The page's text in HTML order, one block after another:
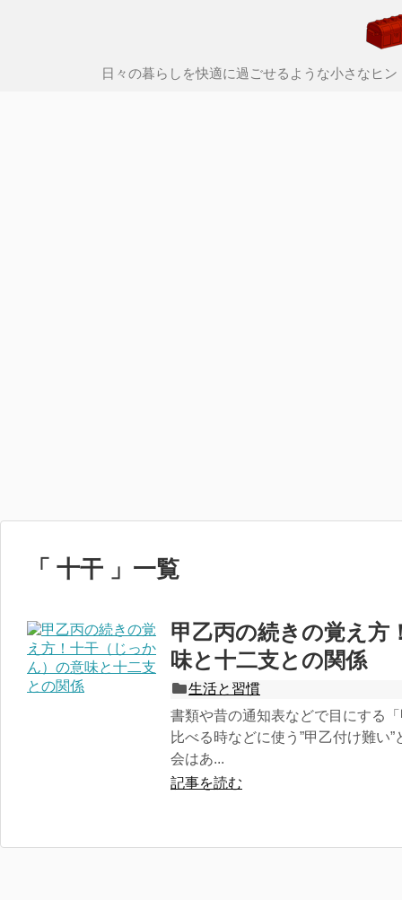
日々の暮らしを快適に過ごせるような小さなヒ
「 十干 」一覧
甲乙丙の続きの覚え方
味と十二支との関係
生活と習慣
書類や昔の通知表などで目にする
比べる時などに使う”甲乙付け難い
会はあ...
記事を読む